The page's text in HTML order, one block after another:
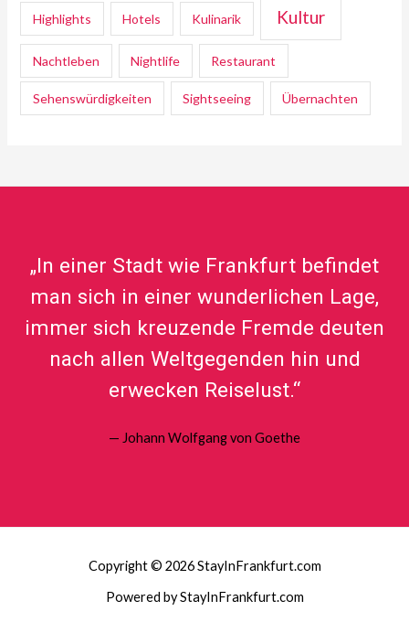
Highlights Hotels Kulinarik Kultur
Nachtleben Nightlife Restaurant
Sehenswürdigkeiten Sightseeing Übernachten
„In einer Stadt wie Frankfurt befindet
man sich in einer wunderlichen Lage,
immer sich kreuzende Fremde deuten
nach allen Weltgegenden hin und
erwecken Reiselust.“
— Johann Wolfgang von Goethe
Copyright © 2026 StayInFrankfurt.com
Powered by StayInFrankfurt.com